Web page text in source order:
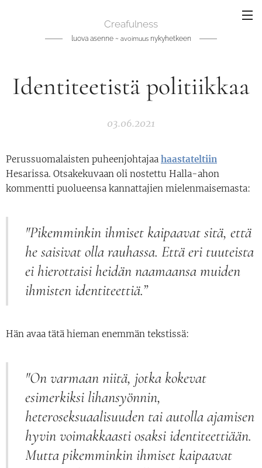
Creafulness
luova asenne ~ avoimuusnykyhetkeen
Identiteetistä politiikkaa
03.06.2021
Perussuomalaisten puheenjohtajaa haastateltiin
Hesarissa. Otsakekuvaan oli nostettu Halla-ahon
kommentti puolueensa kannattajien mielenmaisemasta:
"Pikemminkin ihmiset kaipaavat sitä, että
he saisivat olla rauhassa. Että eri tuuteista
ei hierottaisi heidän naamaansa muiden
ihmisten identiteettiä.”
Hän avaa tätä hieman enemmän tekstissä:
"On varmaan niitä, jotka kokevat
esimerkiksi lihansyönnin,
heteroseksuaalisuuden tai autolla ajamisen
hyvin voimakkaasti osaksi identiteettiään.
Mutta pikemminkin ihmiset kaipaavat